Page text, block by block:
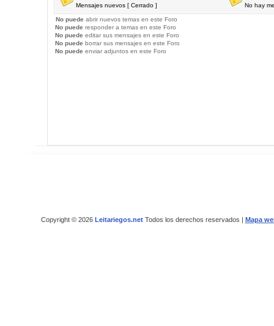
Mensajes nuevos [ Cerrado ] No hay
No puede abrir nuevos temas en este Foro
No puede responder a temas en este Foro
No puede editar sus mensajes en este Foro
No puede borrar sus mensajes en este Foro
No puede enviar adjuntos en este Foro
Copyright © 2026 Leitariegos.netTodos los derechos reservados | Mapa